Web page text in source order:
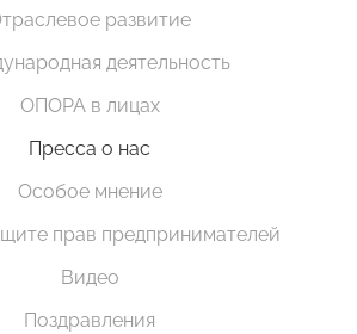
развитие
деятельность
ОПОРА в лицах
Пресса о нас
Особое мнение
прав предпринимателей
Видео
Поздравления